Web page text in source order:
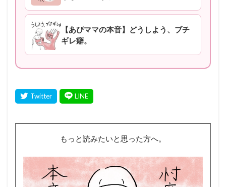
【あぴママの本音】どうしよう、ブチ
ギレ癖。
もっと読みたいと思った方へ。